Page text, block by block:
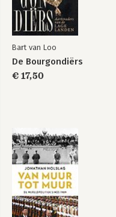
Bart van Loo
De Bourgondiërs
€ 17,50